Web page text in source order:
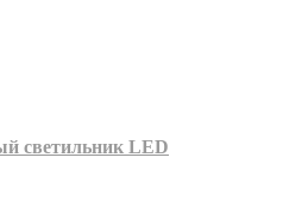
светильник LED